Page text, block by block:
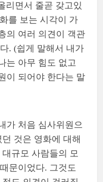
리면서 줄곧 갖고있
를 보는 시각이 가
의 여러 의견이 객관
. (쉽게 말해서 내가
는 아무 힘도 없고
이 되어야 한다는 말
가 처음 심사위원으
것은 영화에 대해
규모 사람들의 모
문이었다. 그것도